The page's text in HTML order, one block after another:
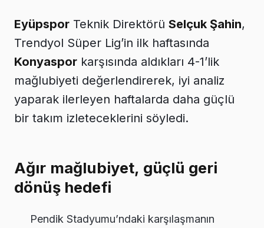
Eyüpspor Teknik Direktörü Selçuk Şahin,
Trendyol Süper Lig’in ilk haftasında
Konyaspor karşısında aldıkları 4-1’lik
mağlubiyeti değerlendirerek, iyi analiz
yaparak ilerleyen haftalarda daha güçlü
bir takım izleteceklerini söyledi.
Ağır mağlubiyet, güçlü geri
dönüş hedefi
Pendik Stadyumu’ndaki karşılaşmanın